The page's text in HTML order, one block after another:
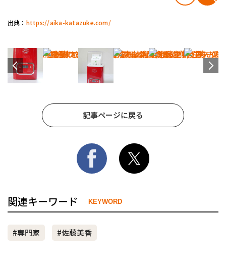
出典： https://aika-katazuke.com/
記事ページに戻る
関連キーワード KEYWORD
#専門家 #佐藤美香